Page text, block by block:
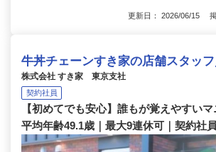
更新日： 2026/06/15
牛丼チェーンすき家の店舗スタッ
株式会社 すき家 東京支社
契約社員
【初めてでも安心】誰もが覚えやすいマ
平均年齢49.1歳｜最大9連休可｜契約社員